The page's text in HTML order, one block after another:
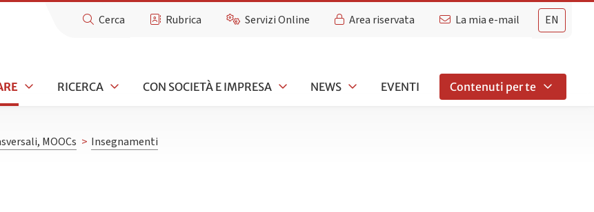
EN
Cerca Rubrica Servizi Online Area riservata La mia e-mail
RICERCA CON SOCIETÀ E IMPRESA NEWS EVENTI Contenuti per te
MOOCs > Insegnamenti